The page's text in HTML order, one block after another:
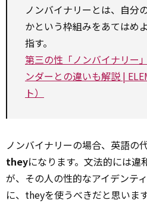
ノンバイナリーとは、自分
かという枠組みをあてはめ
指す。
第三の性「ノンバイナリー
ンダーとの違いも解説 |
ト）
ノンバイナリーの場合、英語の
theyになります。文法的には
が、その人の性的なアイデンテ
に、theyを使うべきだと思います